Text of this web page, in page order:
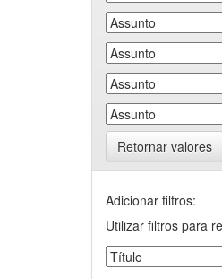
Retornar valores
Adicionar filtros:
Utilizar filtros para